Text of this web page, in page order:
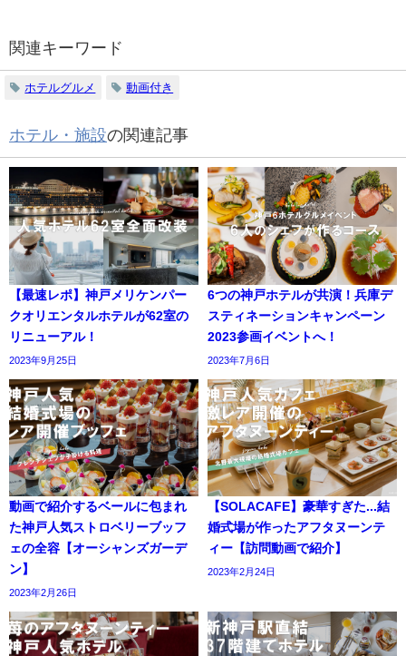
関連キーワード
ホテルグルメ 動画付き
ホテル・施設の関連記事
【最速レポ】神戸メリケンパー
クオリエンタルホテルが62室の
リニューアル！
2023年9月25日
6つの神戸ホテルが共演！兵庫デ
スティネーションキャンペーン
2023参画イベントへ！
2023年7月6日
動画で紹介するベールに包まれ
た神戸人気ストロベリーブッフ
ェの全容【オーシャンズガーデ
ン】
2023年2月26日
【SOLACAFE】豪華すぎた...結
婚式場が作ったアフタヌーンテ
ィー【訪問動画で紹介】
2023年2月24日